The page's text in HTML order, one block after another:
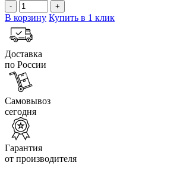
- +
В корзину Купить в 1 клик
Доставка
по России
Самовывоз
сегодня
Гарантия
от производителя